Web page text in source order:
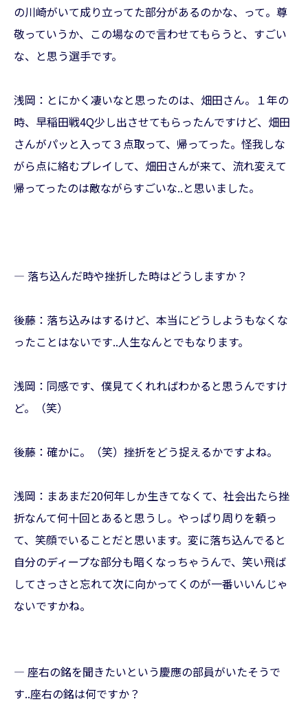
の川崎がいて成り立ってた部分があるのかな、って。尊
敬っていうか、この場なので言わせてもらうと、すごい
な、と思う選手です。
浅岡：とにかく凄いなと思ったのは、畑田さん。１年の
時、早稲田戦4Q少し出させてもらったんですけど、畑田
さんがパッと入って３点取って、帰ってった。怪我しな
がら点に絡むプレイして、畑田さんが来て、流れ変えて
帰ってったのは敵ながらすごいな..と思いました。
— 落ち込んだ時や挫折した時はどうしますか？
後藤：落ち込みはするけど、本当にどうしようもなくな
ったことはないです..人生なんとでもなります。
浅岡：同感です、僕見てくれればわかると思うんですけ
ど。（笑）
後藤：確かに。（笑）挫折をどう捉えるかですよね。
浅岡：まあまだ20何年しか生きてなくて、社会出たら挫
折なんて何十回とあると思うし。やっぱり周りを頼っ
て、笑顔でいることだと思います。変に落ち込んでると
自分のディープな部分も暗くなっちゃうんで、笑い飛ば
してさっさと忘れて次に向かってくのが一番いいんじゃ
ないですかね。
— 座右の銘を聞きたいという慶應の部員がいたそうで
す..座右の銘は何ですか？